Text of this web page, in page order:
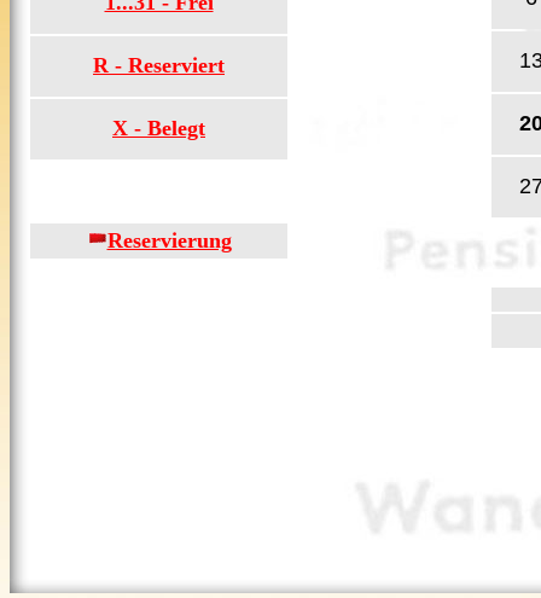
R - Reserviert
X - Belegt
Reservierung